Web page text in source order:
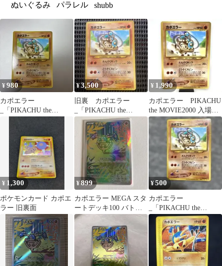
ぬいぐるみ
パラレル shubb
¥980
カポエラー
_「PIKACHU the
¥3,500
旧裏 カポエラー
_「PIKACHU the
MOVIE2000」 プロモ
¥ 1,990
カポエラー PIKACHU
the MOVIE2000 入場者
プレゼント 旧裏
¥ 1,300
ポケモンカード カポエ
ラー 旧裏面
¥899
カポエラー MEGA スタ
ートデッキ100 バトル
コレクション No.074
¥500
カポエラー
_「PIKACHU the
MOVIE2000」 公式認定
スペシャル…